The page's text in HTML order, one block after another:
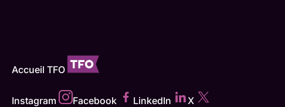
Accueil TFO
Instagram Facebook LinkedIn X